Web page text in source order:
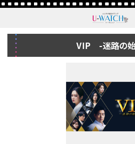
VIP -迷路の始